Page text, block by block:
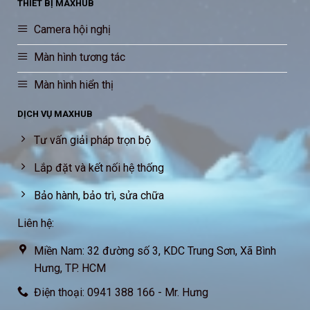
THIẾT BỊ MAXHUB
Camera hội nghị
Màn hình tương tác
Màn hình hiển thị
DỊCH VỤ MAXHUB
Tư vấn giải pháp trọn bộ
Lắp đặt và kết nối hệ thống
Bảo hành, bảo trì, sửa chữa
Liên hệ:
Miền Nam: 32 đường số 3, KDC Trung Sơn, Xã Bình
Hưng, TP. HCM
Điện thoại: 0941 388 166 - Mr. Hưng